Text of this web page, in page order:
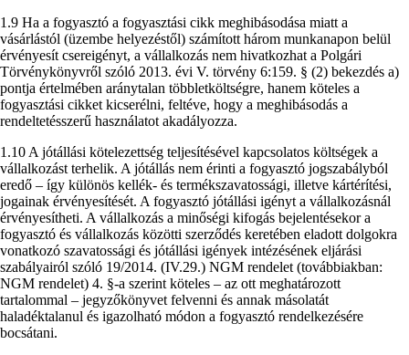
1.9 Ha a fogyasztó a fogyasztási cikk meghibásodása miatt a
vásárlástól (üzembe helyezéstől) számított három munkanapon belül
érvényesít csereigényt, a vállalkozás nem hivatkozhat a Polgári
Törvénykönyvről szóló 2013. évi V. törvény 6:159. § (2) bekezdés a)
pontja értelmében aránytalan többletköltségre, hanem köteles a
fogyasztási cikket kicserélni, feltéve, hogy a meghibásodás a
rendeltetésszerű használatot akadályozza.
1.10 A jótállási kötelezettség teljesítésével kapcsolatos költségek a
vállalkozást terhelik. A jótállás nem érinti a fogyasztó jogszabályból
eredő – így különös kellék- és termékszavatossági, illetve kártérítési,
jogainak érvényesítését. A fogyasztó jótállási igényt a vállalkozásnál
érvényesítheti. A vállalkozás a minőségi kifogás bejelentésekor a
fogyasztó és vállalkozás közötti szerződés keretében eladott dolgokra
vonatkozó szavatossági és jótállási igények intézésének eljárási
szabályairól szóló 19/2014. (IV.29.) NGM rendelet (továbbiakban:
NGM rendelet) 4. §-a szerint köteles – az ott meghatározott
tartalommal – jegyzőkönyvet felvenni és annak másolatát
haladéktalanul és igazolható módon a fogyasztó rendelkezésére
bocsátani.